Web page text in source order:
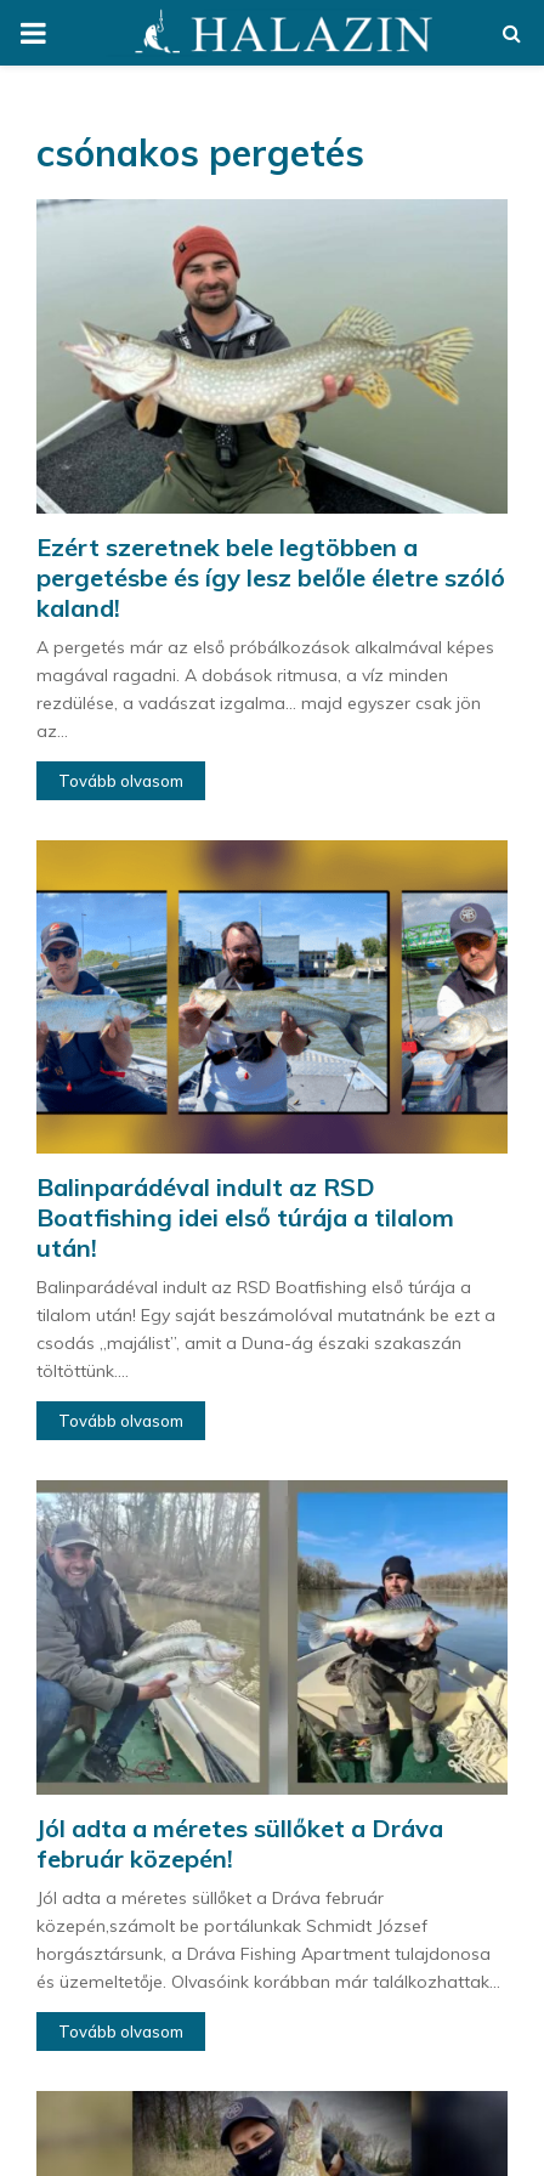
PRIMARY
csónakos pergetés
Ezért szeretnek bele legtöbben a
pergetésbe és így lesz belőle életre szóló
kaland!
A pergetés már az első próbálkozások alkalmával képes
magával ragadni. A dobások ritmusa, a víz minden
rezdülése, a vadászat izgalma… majd egyszer csak jön
az...
Tovább olvasom
Balinparádéval indult az RSD
Boatfishing idei első túrája a tilalom
után!
Balinparádéval indult az RSD Boatfishing első túrája a
tilalom után! Egy saját beszámolóval mutatnánk be ezt a
csodás „majálist”, amit a Duna-ág északi szakaszán
töltöttünk....
Tovább olvasom
Jól adta a méretes süllőket a Dráva
február közepén!
Jól adta a méretes süllőket a Dráva február
közepén,számolt be portálunkak Schmidt József
horgásztársunk, a Dráva Fishing Apartment tulajdonosa
és üzemeltetője. Olvasóink korábban már találkozhattak...
Tovább olvasom